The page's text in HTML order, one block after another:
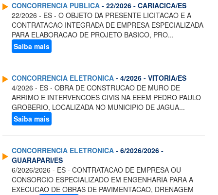
CONCORRENCIA PUBLICA - 22/2026 - CARIACICA/ES
22/2026 - ES - O OBJETO DA PRESENTE LICITACAO E A
CONTRATACAO INTEGRADA DE EMPRESA ESPECIALIZADA
PARA ELABORACAO DE PROJETO BASICO, PRO...
Saiba mais
CONCORRENCIA ELETRONICA - 4/2026 - VITORIA/ES
4/2026 - ES - OBRA DE CONSTRUCAO DE MURO DE
ARRIMO E INTERVENCOES CIVIS NA EEEM PEDRO PAULO
GROBERIO, LOCALIZADA NO MUNICIPIO DE JAGUA...
Saiba mais
CONCORRENCIA ELETRONICA - 6/2026/2026 -
GUARAPARI/ES
6/2026/2026 - ES - CONTRATACAO DE EMPRESA OU
CONSORCIO ESPECIALIZADO EM ENGENHARIA PARA A
EXECUCAO DE OBRAS DE PAVIMENTACAO, DRENAGEM